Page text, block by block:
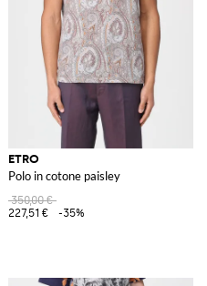
ETRO
Polo in cotone paisley
350,00 €
227,51 €
-35%